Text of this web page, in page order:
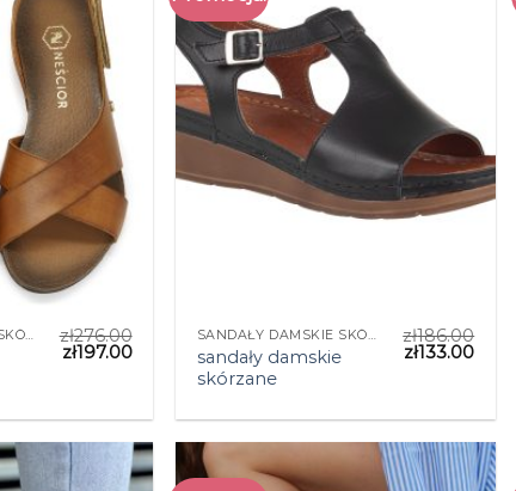
SANDAŁY DAMSKIE SKÓRZANE zł276.00
zł197.00
SANDAŁY DAMSKIE SKÓRZANE
sandały damskie
skórzane
zł186.00
zł133.00